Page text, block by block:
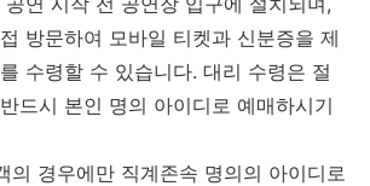
방문하여 모바일 티켓과 신분증을 제
수령할 수 있습니다. 대리 수령은 절
드시 본인 명의 아이디로 예매하시기
의 경우에만 직계존속 명의의 아이디로